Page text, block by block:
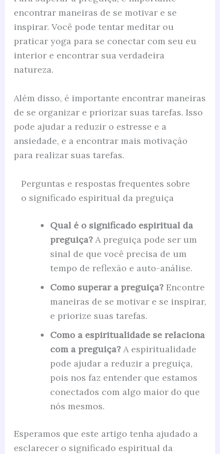
encontrar maneiras de se motivar e se
inspirar. Você pode tentar meditar ou
praticar yoga para se conectar com seu eu
interior e encontrar sua verdadeira
natureza.
Além disso, é importante encontrar maneiras
de se organizar e priorizar suas tarefas. Isso
pode ajudar a reduzir o estresse e a
ansiedade, e a encontrar mais motivação
para realizar suas tarefas.
Perguntas e respostas frequentes sobre
o significado espiritual da preguiça
Qual é o significado espiritual da
preguiça?A preguiça pode ser um
sinal de que você precisa de um
tempo de reflexão e auto-análise.
Como superar a preguiça?Encontre
maneiras de se motivar e se inspirar,
e priorize suas tarefas.
Como a espiritualidade se relaciona
com a preguiça?A espiritualidade
pode ajudar a reduzir a preguiça,
pois nos faz entender que estamos
conectados com algo maior do que
nós mesmos.
Esperamos que este artigo tenha ajudado a
esclarecer o significado espiritual da